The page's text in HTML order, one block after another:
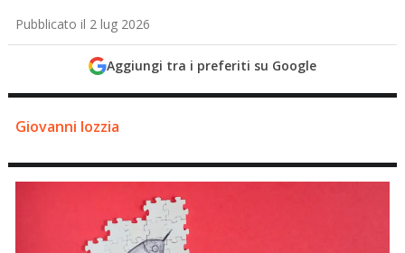
Pubblicato il 2 lug 2026
Aggiungi tra i preferiti su Google
Giovanni Iozzia